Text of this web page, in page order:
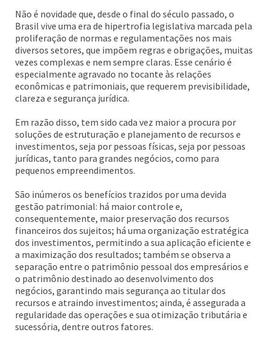
Não é novidade que, desde o final do século passado, o
Brasil vive uma era de hipertrofia legislativa marcada pela
proliferação de normas e regulamentações nos mais
diversos setores, que impõem regras e obrigações, muitas
vezes complexas e nem sempre claras. Esse cenário é
especialmente agravado no tocante às relações
econômicas e patrimoniais, que requerem previsibilidade,
clareza e segurança jurídica.
Em razão disso, tem sido cada vez maior a procura por
soluções de estruturação e planejamento de recursos e
investimentos, seja por pessoas físicas, seja por pessoas
jurídicas, tanto para grandes negócios, como para
pequenos empreendimentos.
São inúmeros os benefícios trazidos por uma devida
gestão patrimonial: há maior controle e,
consequentemente, maior preservação dos recursos
financeiros dos sujeitos; há uma organização estratégica
dos investimentos, permitindo a sua aplicação eficiente e
a maximização dos resultados; também se observa a
separação entre o patrimônio pessoal dos empresários e
o patrimônio destinado ao desenvolvimento dos
negócios, garantindo mais segurança ao titular dos
recursos e atraindo investimentos; ainda, é assegurada a
regularidade das operações e sua otimização tributária e
sucessória, dentre outros fatores.